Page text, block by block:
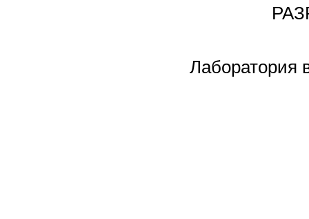
Лаборатория